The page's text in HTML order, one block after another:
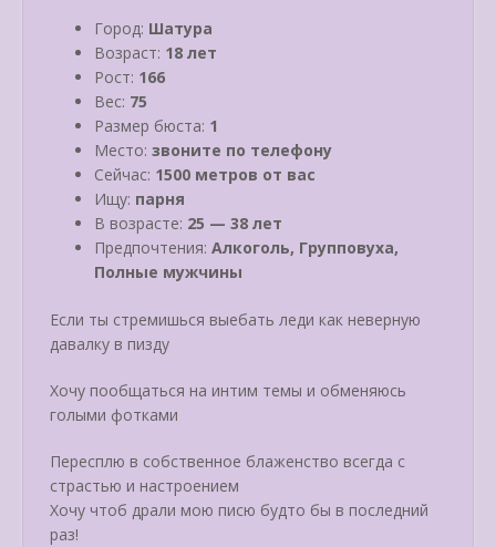
Город: Шатура
Возраст: 18 лет
Рост: 166
Вес: 75
Размер бюста: 1
Место: звоните по телефону
Сейчас: 1500 метров от вас
Ищу: парня
В возрасте: 25 — 38 лет
Предпочтения: Алкоголь, Групповуха,
Полные мужчины
Если ты стремишься выебать леди как неверную
давалку в пизду
Хочу пообщаться на интим темы и обменяюсь
голыми фотками
Пересплю в собственное блаженство всегда с
страстью и настроением
Хочу чтоб драли мою писю будто бы в последний
раз!